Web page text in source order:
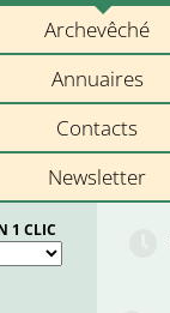
Archevêché
Annuaires
Contacts
Newsletter
1 CLIC